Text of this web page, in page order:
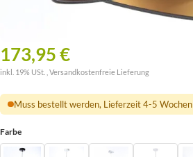
173,95 €
inkl. 19% USt. , Versandkostenfreie Lieferung
Muss bestellt werden, Lieferzeit 4-5 Wochen
Farbe